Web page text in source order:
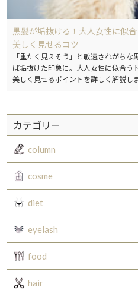
黒髪が垢抜ける！大人女性に似
美しく見せるコツ
「重たく見えそう」と敬遠されがち
ば垢抜けた印象に。大人女性に似合う
美しく見せるポイントを詳しく解説しま
カテゴリー
column
cosme
diet
eyelash
food
hair